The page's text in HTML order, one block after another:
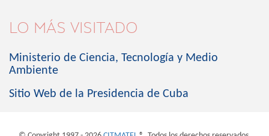
LO MÁS VISITADO
Ministerio de Ciencia, Tecnología y Medio
Ambiente
Sitio Web de la Presidencia de Cuba